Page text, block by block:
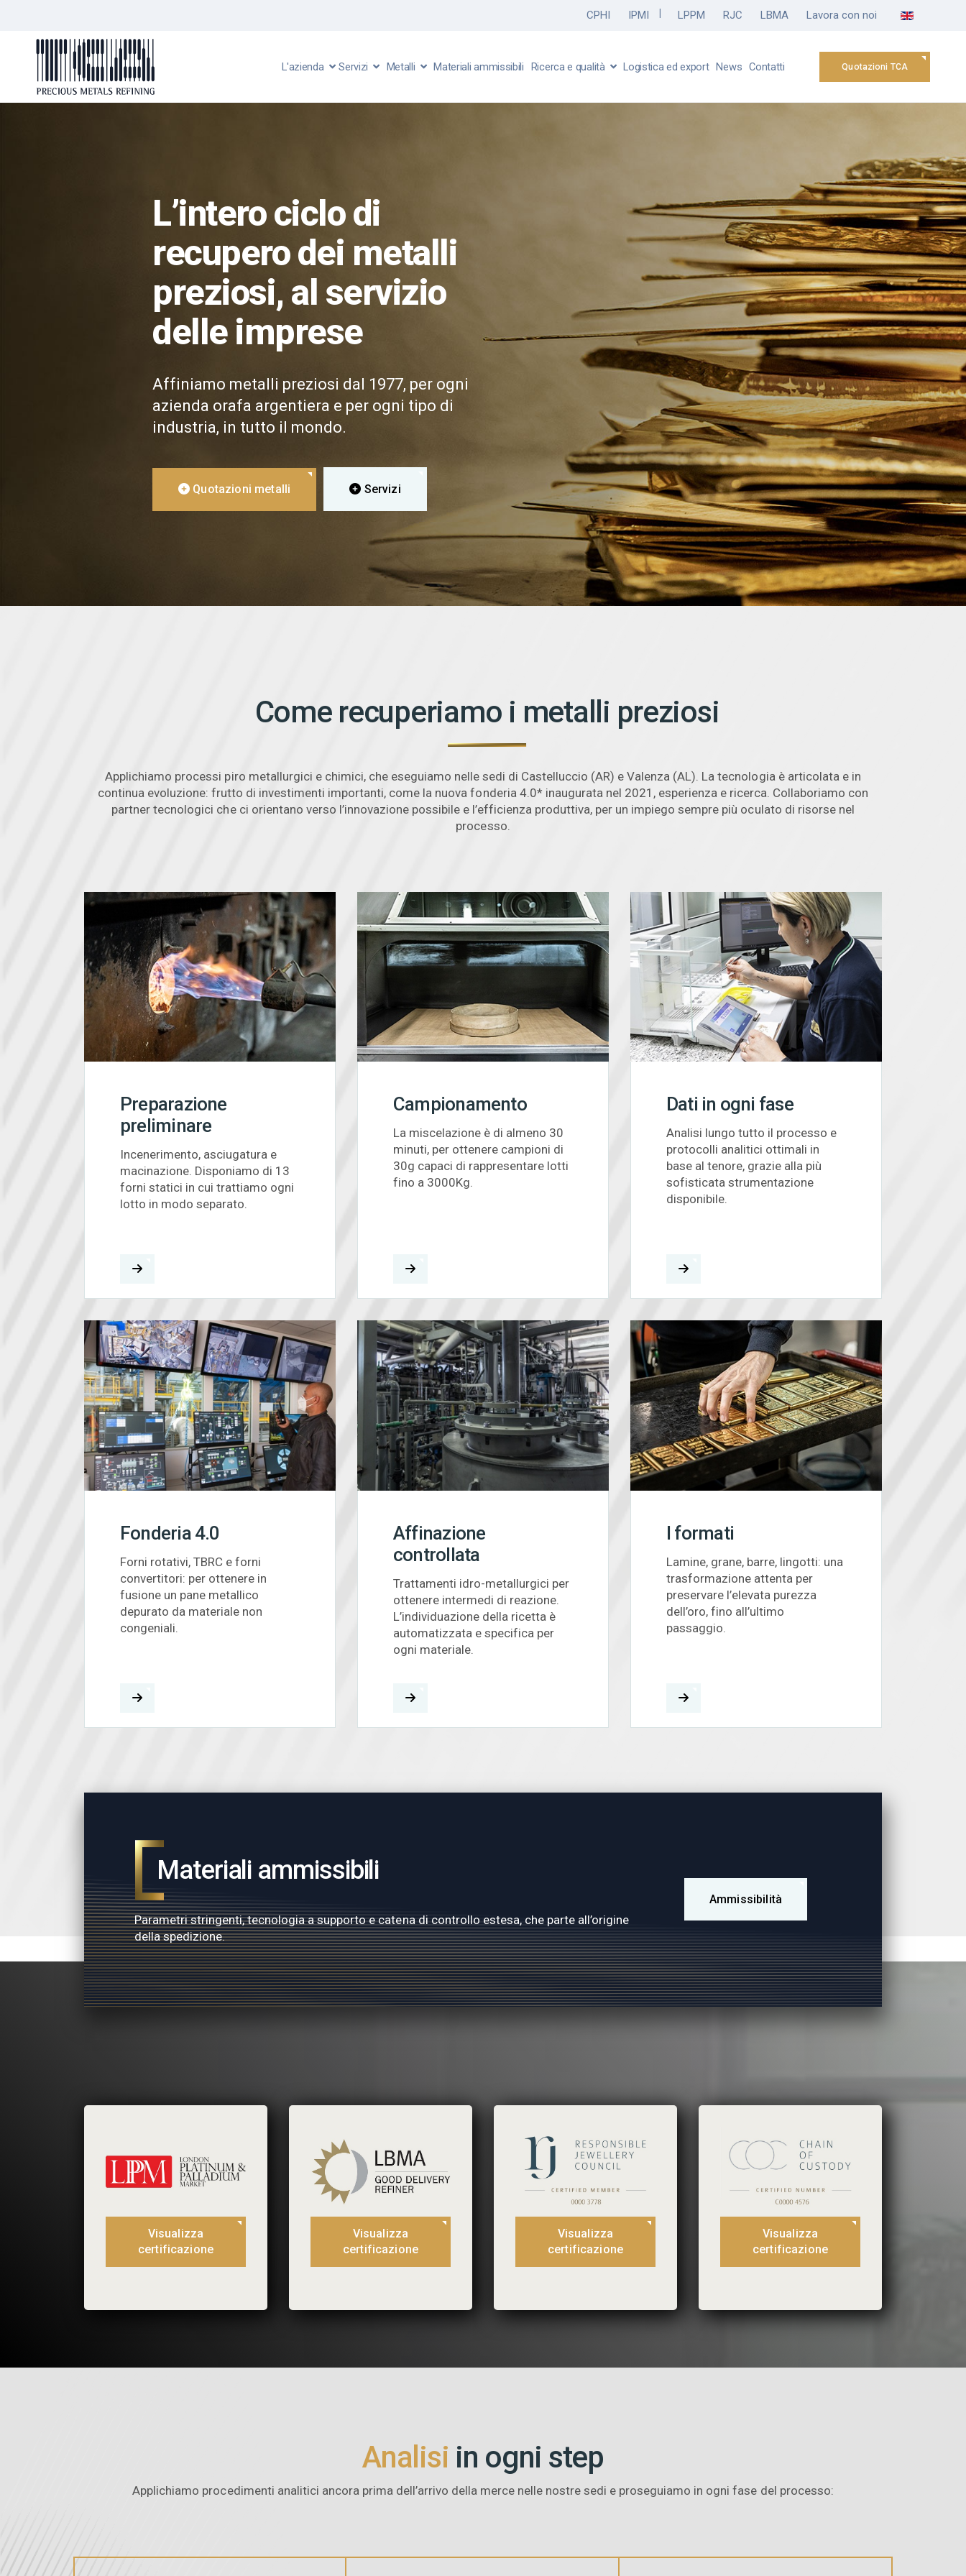
CPHI IPMI LPPM RJC LBMA Lavora con noi Seleziona la tua
L'azienda Servizi Metalli Materiali ammissibili Ricerca e qualità Logistica ed export News Contatti Quotazioni TCA
L’intero ciclo di
recupero dei metalli
preziosi, al servizio
delle imprese
Affiniamo metalli preziosi dal 1977, per ogni
azienda orafa argentiera e per ogni tipo di
industria, in tutto il mondo.
Quotazioni metalli Servizi
Come recuperiamo i metalli preziosi
Applichiamo processi piro metallurgici e chimici, che eseguiamo nelle sedi di Castelluccio (AR) e Valenza (AL). La tecnologia è articolata e in
continua evoluzione: frutto di investimenti importanti, come la nuova fonderia 4.0* inaugurata nel 2021, esperienza e ricerca. Collaboriamo con
partner tecnologici che ci orientano verso l’innovazione possibile e l’efficienza produttiva, per un impiego sempre più oculato di risorse nel
processo.
Preparazione
preliminare
Incenerimento, asciugatura e
macinazione. Disponiamo di 13
forni statici in cui trattiamo ogni
lotto in modo separato.
Campionamento
La miscelazione è di almeno 30
minuti, per ottenere campioni di
30g capaci di rappresentare lotti
fino a 3000Kg.
Dati in ogni fase
Analisi lungo tutto il processo e
protocolli analitici ottimali in
base al tenore, grazie alla più
sofisticata strumentazione
disponibile.
Fonderia 4.0
Forni rotativi, TBRC e forni
convertitori: per ottenere in
fusione un pane metallico
depurato da materiale non
congeniali.
Affinazione
controllata
Trattamenti idro-metallurgici per
ottenere intermedi di reazione.
L’individuazione della ricetta è
automatizzata e specifica per
ogni materiale.
I formati
Lamine, grane, barre, lingotti: una
trasformazione attenta per
preservare l’elevata purezza
dell’oro, fino all’ultimo
passaggio.
Materiali ammissibili
Parametri stringenti, tecnologia a supporto e catena di controllo estesa, che parte all’origine
della spedizione.
Ammissibilità
Visualizza
certificazione
Visualizza
certificazione
Visualizza
certificazione
Visualizza
certificazione
Analisi in ogni step
Applichiamo procedimenti analitici ancora prima dell’arrivo della merce nelle nostre sedi e proseguiamo in ogni fase del processo: